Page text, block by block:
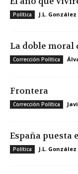
Política J.L.
La doble moral
Corrección Política
Frontera
Corrección Política
España puesta
Política J.L.